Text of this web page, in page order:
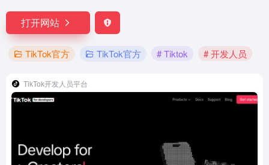
打开网站
TikTok官方 TikTok官方 # Tiktok # 开发人员
TikTok开发人员平台